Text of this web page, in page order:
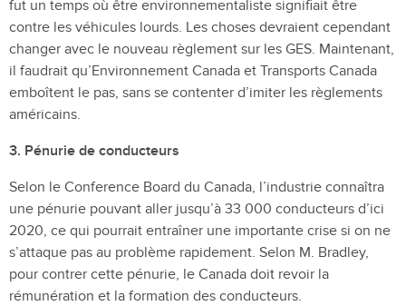
fut un temps où être environnementaliste signifiait être
contre les véhicules lourds. Les choses devraient cependant
changer avec le nouveau règlement sur les GES. Maintenant,
il faudrait qu’Environnement Canada et Transports Canada
emboîtent le pas, sans se contenter d’imiter les règlements
américains.
3. Pénurie de conducteurs
Selon le Conference Board du Canada, l’industrie connaîtra
une pénurie pouvant aller jusqu’à 33 000 conducteurs d’ici
2020, ce qui pourrait entraîner une importante crise si on ne
s’attaque pas au problème rapidement. Selon M. Bradley,
pour contrer cette pénurie, le Canada doit revoir la
rémunération et la formation des conducteurs.